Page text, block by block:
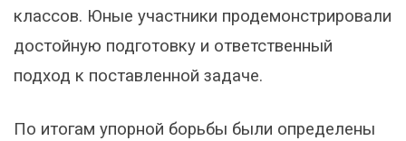
классов. Юные участники продемонстрировали
достойную подготовку и ответственный
подход к поставленной задаче.
По итогам упорной борьбы были определены